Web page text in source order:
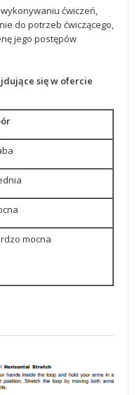
ćwiczeń,
do potrzeb ćwiczącego,
jego postępów
się w ofercie
mocna